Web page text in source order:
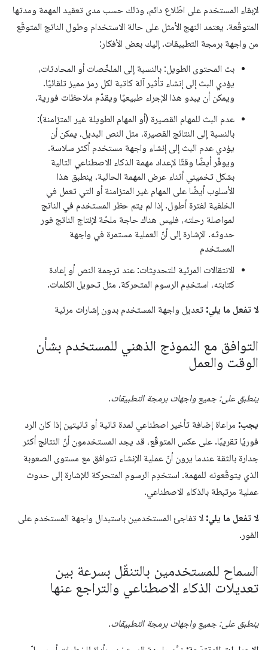
لإبقاء المستخدم على اطّلاع دائم، وذلك حسب مدى تعقيد المهمة ومدتها
المتوقّعة. يعتمد النهج الأمثل على حالة الاستخدام وطول الناتج المتوقّع
من واجهة برمجة التطبيقات. إليك بعض الأفكار:
بث المحتوى الطويل: بالنسبة إلى الملخّصات أو المحادثات،
يؤدي البث إلى إنشاء تأثير آلة كاتبة لكل رمز مميز تلقائيًا.
ويمكن أن يبدو هذا الإجراء طبيعيًا ويقدّم ملاحظات فورية.
عدم البث للمهام القصيرة (أو المهام الطويلة غير المتزامنة):
بالنسبة إلى النتائج القصيرة، مثل النص البديل، يمكن أن
يؤدي عدم البث إلى إنشاء واجهة مستخدم أكثر سلاسة.
ويوفّر أيضًا وقتًا لإعداد مهمة الذكاء الاصطناعي التالية
بشكل تخميني أثناء عرض المهمة الحالية. ينطبق هذا
الأسلوب أيضًا على المهام غير المتزامنة أو التي تعمل في
الخلفية لفترة أطول. إذا لم يتم حظر المستخدم في الناتج
لمواصلة رحلته، فليس هناك حاجة ملحّة لإنتاج الناتج فور
حدوثه. الإشارة إلى أنّ العملية مستمرة في واجهة
المستخدم
الانتقالات المرئية للتحديثات: عند ترجمة النص أو إعادة
كتابته، استخدِم الرسوم المتحركة، مثل تحويل الكلمات.
لا تفعل ما يلي: تعديل واجهة المستخدم بدون إشارات مرئية
التوافق مع النموذج الذهني للمستخدم بشأن
الوقت والعمل
ينطبق على: جميع واجهات برمجة التطبيقات.
يجب: مراعاة إضافة تأخير اصطناعي لمدة ثانية أو ثانيتين إذا كان الرد
فوريًا تقريبًا. على عكس المتوقّع، قد يجد المستخدمون أنّ النتائج أكثر
جدارة بالثقة عندما يرون أنّ عملية الإنشاء تتوافق مع مستوى الصعوبة
الذي يتوقّعونه للمهمة. استخدِم الرسوم المتحركة للإشارة إلى حدوث
عملية مرتبطة بالذكاء الاصطناعي.
لا تفعل ما يلي: لا تفاجئ المستخدمين باستبدال واجهة المستخدم على
الفور.
السماح للمستخدمين بالتنقّل بسرعة بين
تعديلات الذكاء الاصطناعي والتراجع عنها
ينطبق على: جميع واجهات برمجة التطبيقات.